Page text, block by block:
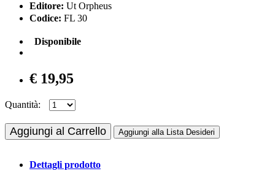
Editore: Ut Orpheus
Codice: FL 30
Disponibile
€ 19,95
Quantità:
Aggiungi al Carrello Aggiungi alla Lista Desideri
Dettagli prodotto